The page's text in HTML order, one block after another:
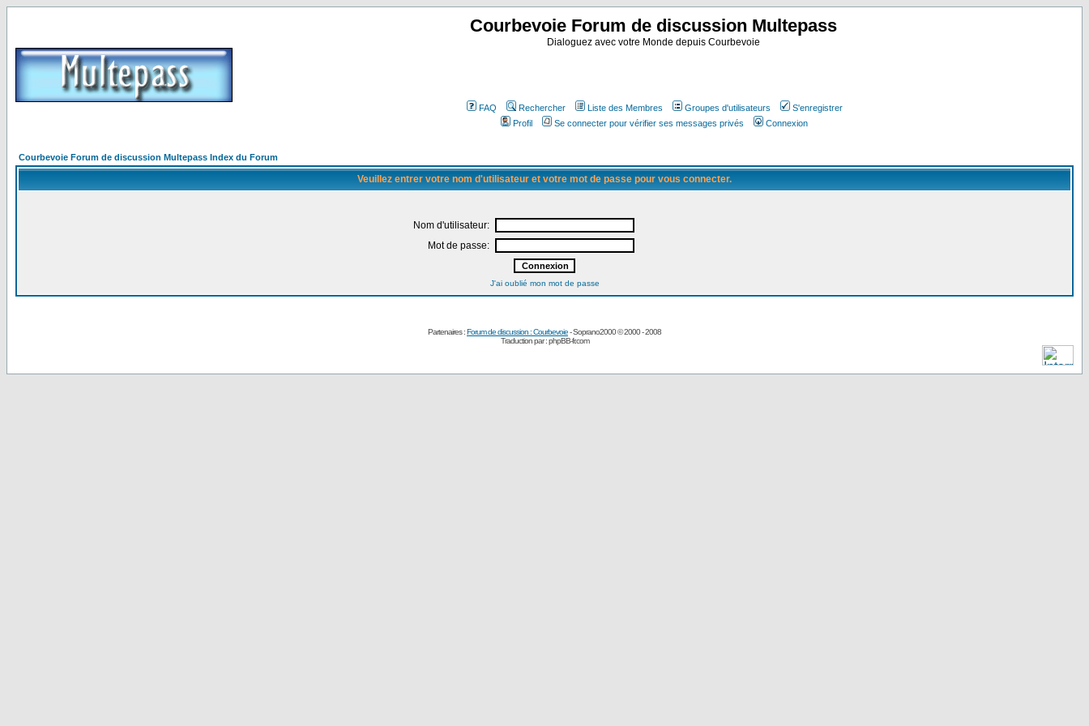
Courbevoie Forum de discussion Multepass
Dialoguez avec votre Monde depuis Courbevoie
FAQ Rechercher Liste des Membres Groupes d'utilisateurs
S'enregistrer
Profil
Se connecter pour vérifier ses messages privés Connexion
Courbevoie Forum de discussion Multepass Index du Forum
Veuillez entrer votre nom d'utilisateur et votre mot de passe pour vous connecter.
Nom d'utilisateur:
Mot de passe:
J'ai oublié mon mot de passe
Partenaires :Forum de discussion : Courbevoie- Soprano2000 © 2000 - 2008
Traduction par :phpBB-fr.com